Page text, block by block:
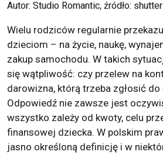
Autor: Studio Romantic, źródło:
Wielu rodziców regularnie
dzieciom – na życie, naukę,
zakup samochodu. W takich
się wątpliwość: czy przelew na
darowizna, którą trzeba zgłosić
Odpowiedź nie zawsze jest
wszystko zależy od kwoty, celu
finansowej dziecka. W polskim
jasno określoną definicję i w